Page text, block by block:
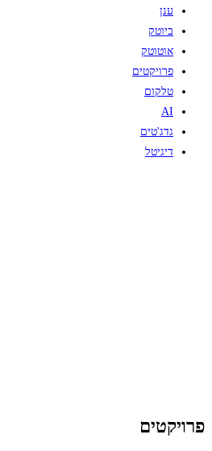
ענן
ביוטק
אוטוטק
פרויקטים
טלקום
AI
גדג'טים
דיגיטל
פרויקטים